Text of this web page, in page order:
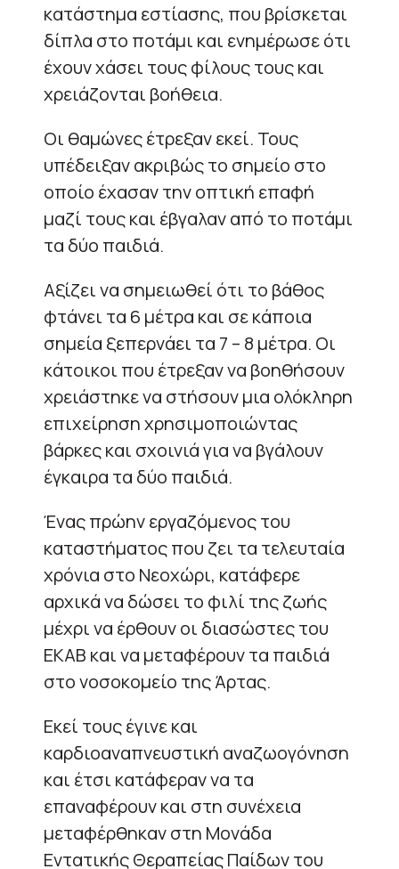
κατάστημα εστίασης, που βρίσκεται
δίπλα στο ποτάμι και ενημέρωσε ότι
έχουν χάσει τους φίλους τους και
χρειάζονται βοήθεια.
Οι θαμώνες έτρεξαν εκεί. Τους
υπέδειξαν ακριβώς το σημείο στο
οποίο έχασαν την οπτική επαφή
μαζί τους και έβγαλαν από το ποτάμι
τα δύο παιδιά.
Αξίζει να σημειωθεί ότι το βάθος
φτάνει τα 6 μέτρα και σε κάποια
σημεία ξεπερνάει τα 7 – 8 μέτρα. Οι
κάτοικοι που έτρεξαν να βοηθήσουν
χρειάστηκε να στήσουν μια ολόκληρη
επιχείρηση χρησιμοποιώντας
βάρκες και σχοινιά για να βγάλουν
έγκαιρα τα δύο παιδιά.
Ένας πρώην εργαζόμενος του
καταστήματος που ζει τα τελευταία
χρόνια στο Νεοχώρι, κατάφερε
αρχικά να δώσει το φιλί της ζωής
μέχρι να έρθουν οι διασώστες του
ΕΚΑΒ και να μεταφέρουν τα παιδιά
στο νοσοκομείο της Άρτας.
Εκεί τους έγινε και
καρδιοαναπνευστική αναζωογόνηση
και έτσι κατάφεραν να τα
επαναφέρουν και στη συνέχεια
μεταφέρθηκαν στη Μονάδα
Εντατικής Θεραπείας Παίδων του